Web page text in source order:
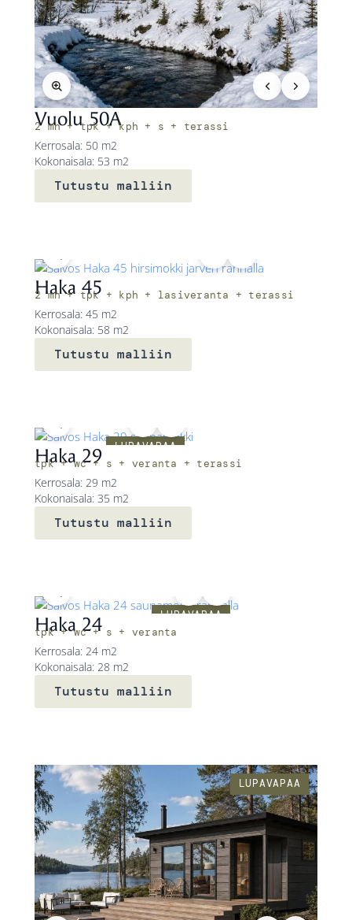
Vuolu 50A
2 mh + tpk + kph + s + terassi
Kerrosala: 50 m2
Kokonaisala: 53 m2
Tutustu malliin
Haka 45
2 mh + tpk + kph + lasiveranta + terassi
Kerrosala: 45 m2
Kokonaisala: 58 m2
Tutustu malliin
LUPAVAPAA
Haka 29
tpk + wc + s + veranta + terassi
Kerrosala: 29 m2
Kokonaisala: 35 m2
Tutustu malliin
LUPAVAPAA
Haka 24
tpk + wc + s + veranta
Kerrosala: 24 m2
Kokonaisala: 28 m2
Tutustu malliin
LUPAVAPAA